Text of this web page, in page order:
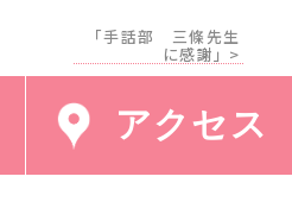
アクセス
「手話部 三條先生
に感謝」 >